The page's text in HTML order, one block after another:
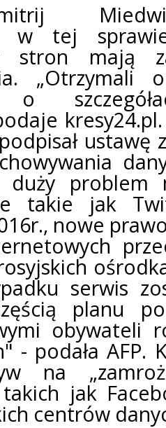
w tej
stron mają
„Otrzymali
o
ustawę
problem
takie jak
nowe
serwis
planu
obywateli
- podała AFP.
na
jak
centrów